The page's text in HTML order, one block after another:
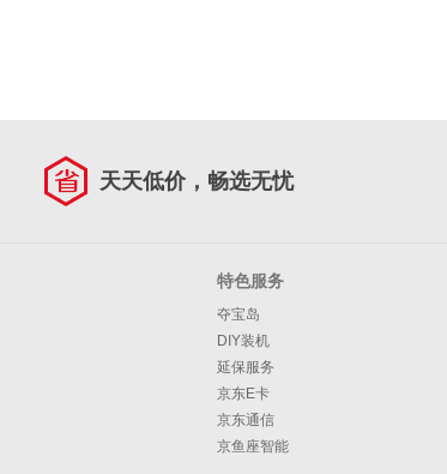
天天低价，畅选无忧
特色服务
夺宝岛
DIY装机
延保服务
京东E卡
京东通信
京鱼座智能